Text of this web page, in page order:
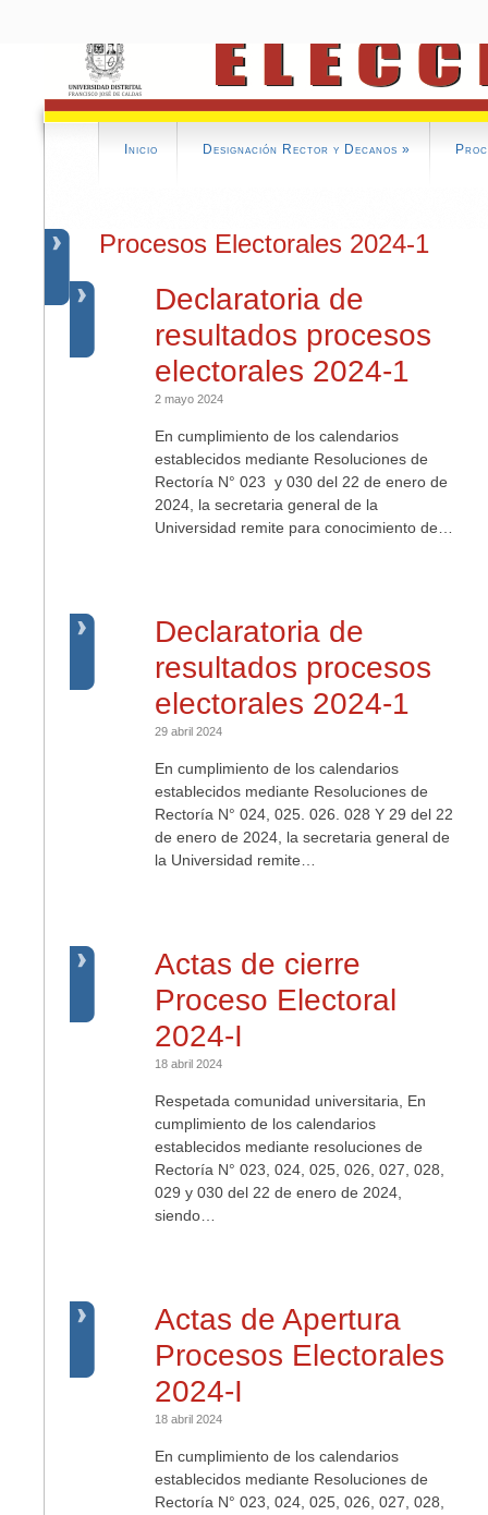
Inicio Designación Rector y Decanos »
Procesos Electorales 2024-1
Declaratoria de
resultados procesos
electorales 2024-1
2 mayo 2024
En cumplimiento de los calendarios
establecidos mediante Resoluciones de
Rectoría N° 023 y 030 del 22 de enero de
2024, la secretaria general de la
Universidad remite para conocimiento de…
Declaratoria de
resultados procesos
electorales 2024-1
29 abril 2024
En cumplimiento de los calendarios
establecidos mediante Resoluciones de
Rectoría N° 024, 025. 026. 028 Y 29 del 22
de enero de 2024, la secretaria general de
la Universidad remite…
Actas de cierre
Proceso Electoral
2024-I
18 abril 2024
Respetada comunidad universitaria, En
cumplimiento de los calendarios
establecidos mediante resoluciones de
Rectoría N° 023, 024, 025, 026, 027, 028,
029 y 030 del 22 de enero de 2024,
siendo…
Actas de Apertura
Procesos Electorales
2024-I
18 abril 2024
En cumplimiento de los calendarios
establecidos mediante Resoluciones de
Rectoría N° 023, 024, 025, 026, 027, 028,